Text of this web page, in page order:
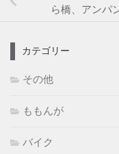
ら橋、アンパ
カテゴリー
その他
ももんが
バイク